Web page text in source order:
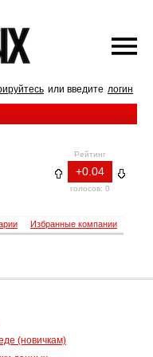
или введите логин
Рейтинг
+0.04
голосов: 0
Избранные компании
(новичкам)